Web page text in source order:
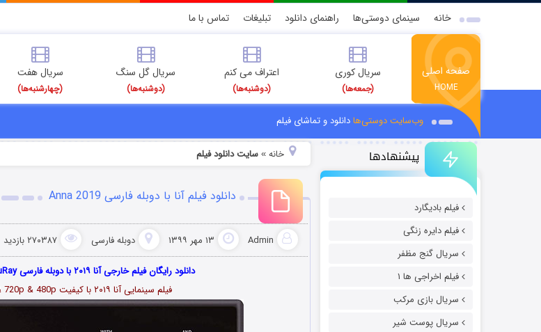
خانه سینمای دوستی‌ها راهنمای دانلود تبلیغات تماس با ما
صفحه اصلی
HOME
سریال کوری
(جمعه‌ها)
اعتراف می کنم
(دوشنبه‌ها)
سریال گل سنگ
(دوشنبه‌ها)
سریال هفت
(چهارشنبه‌ها)
وب‌سایت دوستی‌هادانلود و تماشای فیلم
پیشنهادها
فیلم بادیگارد
فیلم دایره زنگی
سریال گنج مظفر
فیلم اخراجی ها ۱
سریال بازی مرکب
سریال پوست شیر
خانه» سایت دانلود فیلم
دانلود فیلم آنا با دوبله فارسی Anna 2019
Admin ۱۳ مهر ۱۳۹۹ دوبله فارسی ۲۷۰۳۸۷ بازدید
دانلود رایگان فیلم خارجی آنا ۲۰۱۹ با دوبله فارسی Anna 2019 BluRay
فیلم سینمایی آنا ۲۰۱۹ با کیفیت 1080p & 720p & 480p